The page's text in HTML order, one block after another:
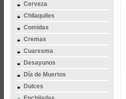
Cerveza
Chilaquiles
Comidas
Cremas
Cuaresma
Desayunos
Día de Muertos
Dulces